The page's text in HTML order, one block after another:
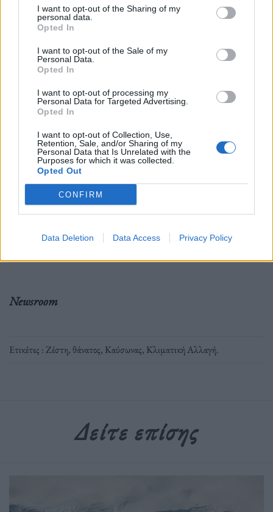
I want to opt-out of the Sharing of my
personal data.
Opted In
I want to opt-out of the Sale of my
Personal Data.
Opted In
I want to opt-out of processing my
Personal Data for Targeted Advertising.
Opted In
I want to opt-out of Collection, Use,
Retention, Sale, and/or Sharing of my
Personal Data that Is Unrelated with the
Purposes for which it was collected.
Opted Out
CONFIRM
Data Deletion Data Access Privacy Policy
ενεργά μέτρα για την αποτροπή της υπερθέρμανσης
του πλανήτη.
Πηγή:iEidiseis
στο Google News
Newsroom
Ετικέτες :Ζέστη, θάνατος, Καύσωνας, Κλιματική Αλλαγή.
Δείτε επίσης